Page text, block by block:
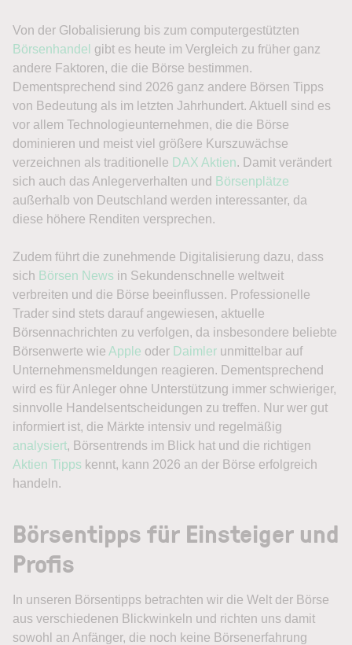
Von der Globalisierung bis zum computergestützten
Börsenhandel gibt es heute im Vergleich zu früher ganz
andere Faktoren, die die Börse bestimmen.
Dementsprechend sind 2026 ganz andere Börsen Tipps
von Bedeutung als im letzten Jahrhundert. Aktuell sind es
vor allem Technologieunternehmen, die die Börse
dominieren und meist viel größere Kurszuwächse
verzeichnen als traditionelle DAX Aktien. Damit verändert
sich auch das Anlegerverhalten und Börsenplätze
außerhalb von Deutschland werden interessanter, da
diese höhere Renditen versprechen.
Zudem führt die zunehmende Digitalisierung dazu, dass
sich Börsen News in Sekundenschnelle weltweit
verbreiten und die Börse beeinflussen. Professionelle
Trader sind stets darauf angewiesen, aktuelle
Börsennachrichten zu verfolgen, da insbesondere beliebte
Börsenwerte wie Apple oder Daimler unmittelbar auf
Unternehmensmeldungen reagieren. Dementsprechend
wird es für Anleger ohne Unterstützung immer schwieriger,
sinnvolle Handelsentscheidungen zu treffen. Nur wer gut
informiert ist, die Märkte intensiv und regelmäßig
analysiert, Börsentrends im Blick hat und die richtigen
Aktien Tipps kennt, kann 2026 an der Börse erfolgreich
handeln.
Börsentipps für Einsteiger und
Profis
In unseren Börsentipps betrachten wir die Welt der Börse
aus verschiedenen Blickwinkeln und richten uns damit
sowohl an Anfänger, die noch keine Börsenerfahrung